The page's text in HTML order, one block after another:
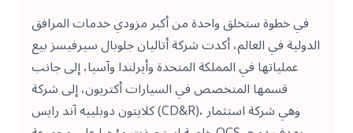
في خطوة ستخلق واحدة من أكبر مزودي خدمات المرافق
الدولية في العالم، أكدت شركة أتاليان جلوبال سيرفيسز بيع
عملياتها في المملكة المتحدة وأيرلندا وآسيا، إلى جانب
قسمها المتخصص في السيارات أكتريون، إلى شركة
كلايتون دوبلييه آند رايس (CD&R)، وهي شركة استثمار